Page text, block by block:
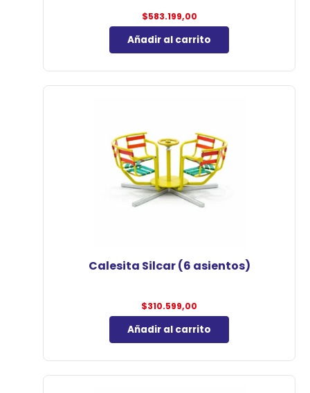
$583.199,00
Añadir al carrito
Calesita Silcar (6 asientos)
$310.599,00
Añadir al carrito